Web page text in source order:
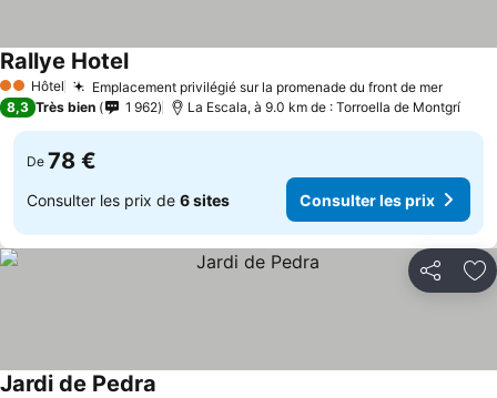
2 Étoiles
Hôtel Emplacement privilégié sur la promenade du front de mer
Rallye Hotel
8,3 Très bien 1 962 La Escala, à 9.0 km de : Torroella de Montgrí
De 78 €
Consulter les prix de 6 sites Consulter les prix
Partager
Jardi de Pedra